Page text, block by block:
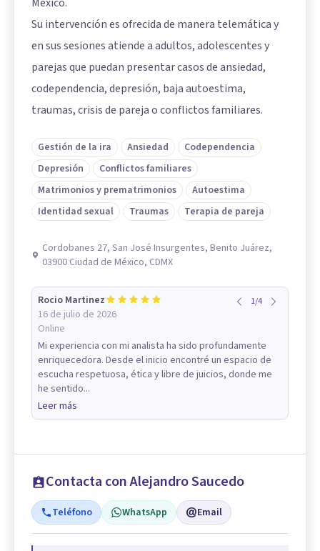
Su intervención es ofrecida de manera telemática y
en sus sesiones atiende a adultos, adolescentes y
parejas que puedan presentar casos de ansiedad,
codependencia, depresión, baja autoestima,
traumas, crisis de pareja o conflictos familiares.
Gestión de la ira Ansiedad
Codependencia
Depresión
Conflictos familiares
Matrimonios y prematrimonios
Autoestima
Identidad sexual
Traumas Terapia de pareja
Cordobanes 27, San José Insurgentes, Benito Juárez,
03900 Ciudad de México, CDMX
Rocio Martinez
16 de julio de 2026
Online
1/4
Mi experiencia con mi analista ha sido profundamente
enriquecedora. Desde el inicio encontré un espacio de
escucha respetuosa, ética y libre de juicios, donde me
he sentido...
Leer más
Contacta con Alejandro Saucedo
Teléfono WhatsApp Email